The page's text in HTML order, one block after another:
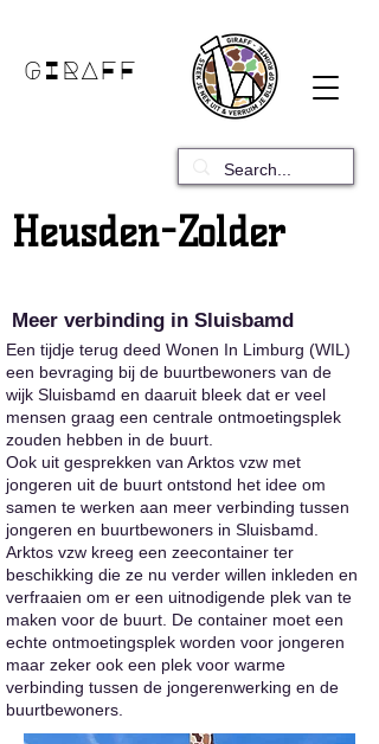
GIRAFF
Heusden-Zolder
Meer verbinding in Sluisbamd
Een tijdje terug deed Wonen In Limburg (WIL)
een bevraging bij de buurtbewoners van de
wijk Sluisbamd en daaruit bleek dat er veel
mensen graag een centrale ontmoetingsplek
zouden hebben in de buurt.
Ook uit gesprekken van Arktos vzw met
jongeren uit de buurt ontstond het idee om
samen te werken aan meer verbinding tussen
jongeren en buurtbewoners in Sluisbamd.
Arktos vzw kreeg een zeecontainer ter
beschikking die ze nu verder willen inkleden en
verfraaien om er een uitnodigende plek van te
maken voor de buurt. De container moet een
echte ontmoetingsplek worden voor jongeren
maar zeker ook een plek voor warme
verbinding tussen de jongerenwerking en de
buurtbewoners.